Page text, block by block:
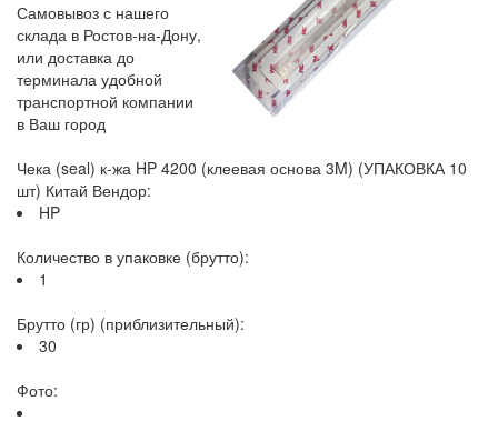
Самовывоз с нашего
склада в Ростов-на-Дону,
или доставка до
терминала удобной
транспортной компании
в Ваш город
Чека (seal) к-жа HP 4200 (клеевая основа 3M) (УПАКОВКА 10
шт) Китай Вендор:
HP
Количество в упаковке (брутто):
1
Брутто (гр) (приблизительный):
30
Фото: